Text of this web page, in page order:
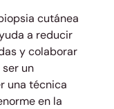
cutánea
a reducir
y colaborar
un
una técnica
en la